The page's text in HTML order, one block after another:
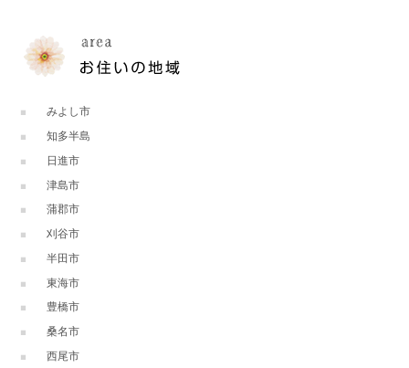
みよし市
知多半島
日進市
津島市
蒲郡市
刈谷市
半田市
東海市
豊橋市
桑名市
西尾市